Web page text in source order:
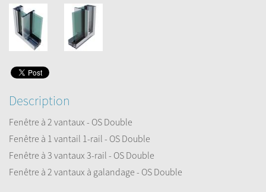
Description
Fenêtre à 2 vantaux - OS Double
Fenêtre à 1 vantail 1-rail - OS Double
Fenêtre à 3 vantaux 3-rail - OS Double
Fenêtre à 2 vantaux à galandage - OS Double